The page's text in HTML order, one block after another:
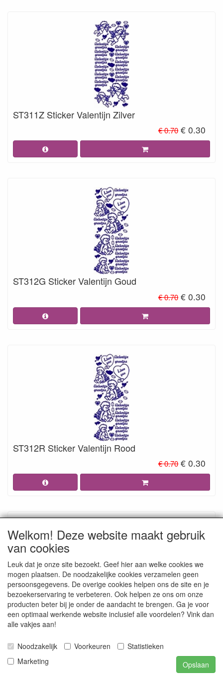
Welkom! Deze website maakt gebruik
van cookies
Leuk dat je onze site bezoekt. Geef hier aan welke cookies we
mogen plaatsen. De noodzakelijke cookies verzamelen geen
persoonsgegevens. De overige cookies helpen ons de site en je
bezoekerservaring te verbeteren. Ook helpen ze ons om onze
producten beter bij je onder de aandacht te brengen. Ga je voor
een optimaal werkende website inclusief alle voordelen? Vink dan
alle vakjes aan!
Noodzakelijk Voorkeuren
Statistieken
Marketing
Opslaan
ST311Z Sticker Valentijn Zilver
€ 0.70 € 0.30
ST312G Sticker Valentijn Goud
€ 0.70 € 0.30
ST312R Sticker Valentijn Rood
€ 0.70 € 0.30
ST410GE Sticker Pasen Geel